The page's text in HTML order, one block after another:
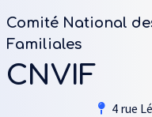
Comité National
Familiales
CNVIF
4 rue